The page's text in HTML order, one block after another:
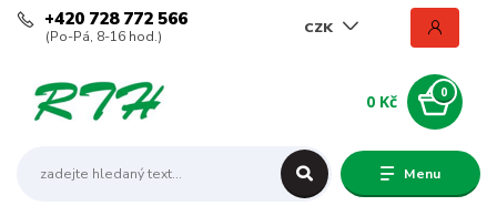
Menu
CZK
+420 728 772 566
(Po-Pá, 8-16 hod.)
0
0 Kč